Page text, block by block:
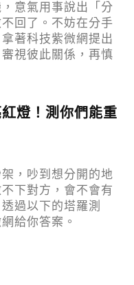
意氣用事說出「分
回了。不妨在分手
著科技紫微網提出
視彼此關係，再慎
燈！測你們能重
，吵到想分開的地
下對方，會不會有
過以下的塔羅測
給你答案。